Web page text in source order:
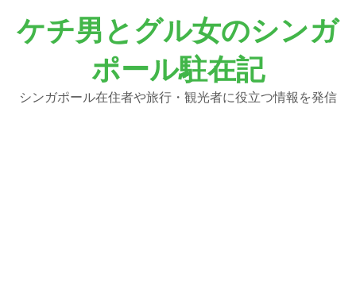
ケチ男とグル女のシンガ
ポール駐在記
シンガポール在住者や旅行・観光者に役立つ情報を発信